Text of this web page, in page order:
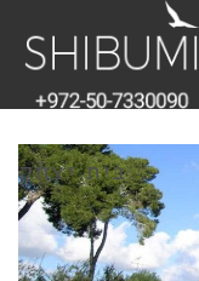
בית יצחק